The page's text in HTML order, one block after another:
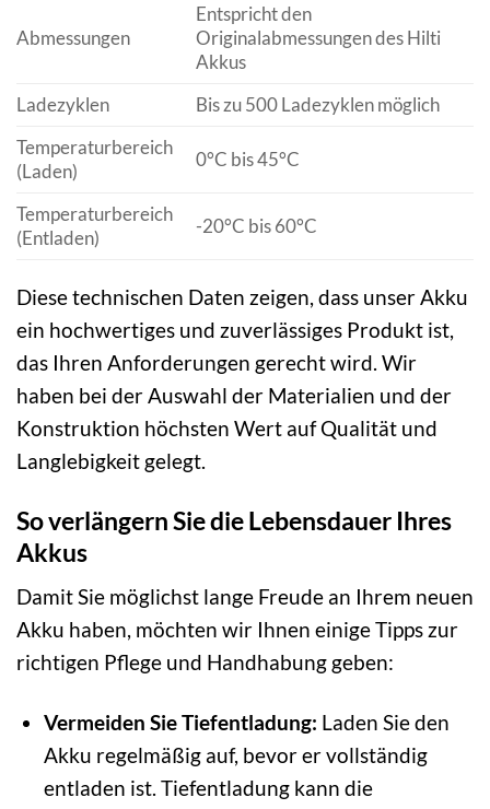
Abmessungen
Entspricht den
Originalabmessungen des Hilti
Akkus
Ladezyklen
Bis zu 500 Ladezyklen möglich
Temperaturbereich
(Laden)
0°C bis 45°C
Temperaturbereich
(Entladen)
-20°C bis 60°C
Diese technischen Daten zeigen, dass unser Akku
ein hochwertiges und zuverlässiges Produkt ist,
das Ihren Anforderungen gerecht wird. Wir
haben bei der Auswahl der Materialien und der
Konstruktion höchsten Wert auf Qualität und
Langlebigkeit gelegt.
So verlängern Sie die Lebensdauer Ihres
Akkus
Damit Sie möglichst lange Freude an Ihrem neuen
Akku haben, möchten wir Ihnen einige Tipps zur
richtigen Pflege und Handhabung geben:
Vermeiden Sie Tiefentladung: Laden Sie den
Akku regelmäßig auf, bevor er vollständig
entladen ist. Tiefentladung kann die